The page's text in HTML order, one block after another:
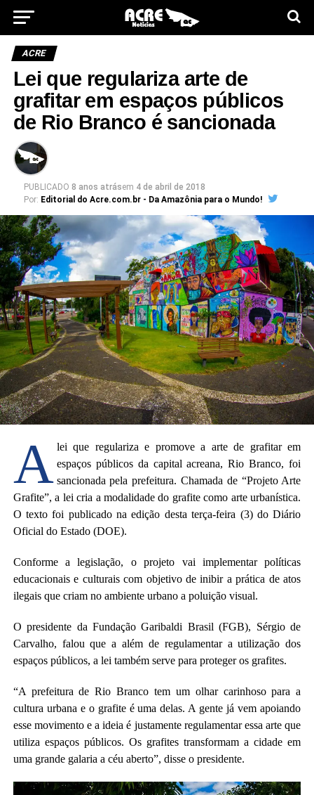
ACRE
Lei que regulariza arte de
grafitar em espaços públicos
de Rio Branco é sancionada
PUBLICADO 8 anos atrásem 4 de abril de 2018
Por: Editorial do Acre.com.br - Da Amazônia para o Mundo!
A lei que regulariza e promove a arte de grafitar em
espaços públicos da capital acreana, Rio Branco, foi
sancionada pela prefeitura. Chamada de “Projeto Arte
Grafite”, a lei cria a modalidade do grafite como arte urbanística.
O texto foi publicado na edição desta terça-feira (3) do Diário
Oficial do Estado (DOE).
Conforme a legislação, o projeto vai implementar políticas
educacionais e culturais com objetivo de inibir a prática de atos
ilegais que criam no ambiente urbano a poluição visual.
O presidente da Fundação Garibaldi Brasil (FGB), Sérgio de
Carvalho, falou que a além de regulamentar a utilização dos
espaços públicos, a lei também serve para proteger os grafites.
“A prefeitura de Rio Branco tem um olhar carinhoso para a
cultura urbana e o grafite é uma delas. A gente já vem apoiando
esse movimento e a ideia é justamente regulamentar essa arte que
utiliza espaços públicos. Os grafites transformam a cidade em
uma grande galaria a céu aberto”, disse o presidente.